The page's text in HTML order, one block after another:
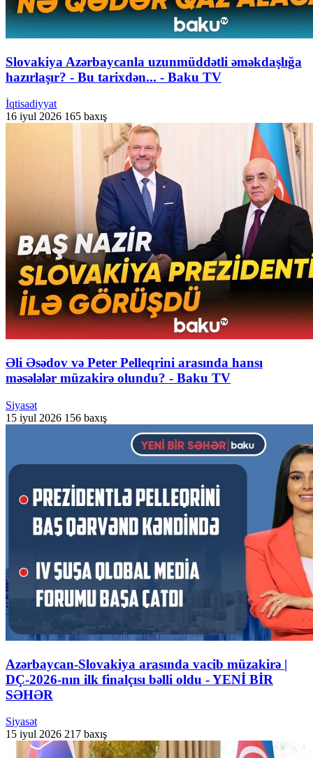
Slovakiya Azərbaycanla uzunmüddətli əməkdaşlığa
hazırlaşır? - Bu tarixdən... - Baku TV
İqtisadiyyat
16 iyul 2026 165 baxış
Əli Əsədov və Peter Pelleqrini arasında hansı
məsələlər müzakirə olundu? - Baku TV
Siyasət
15 iyul 2026 156 baxış
Azərbaycan-Slovakiya arasında vacib müzakirə |
DÇ-2026-nın ilk finalçısı bəlli oldu - YENİ BİR
SƏHƏR
Siyasət
15 iyul 2026 217 baxış